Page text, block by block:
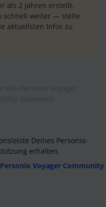
als 2 Jahren erstellt.
schnell weiter — stelle
aktuellsten Infos zu
Deines Personio-
erhalten.
Personio Voyager Community